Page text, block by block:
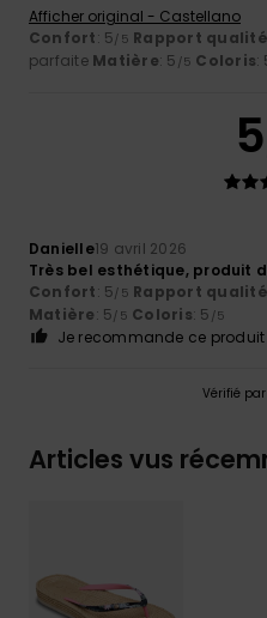
Afficher original - Castellano
Confort: 5/5 Rapport
parfaite Matière: 5 /5 Coloris:
5
Danielle19 avril 2026
Très bel esthétique, produit
Confort: 5/5 Rapport
Matière: 5/5 Coloris: 5 /5
Je recommande ce produit
Vérifié par
Articles vus